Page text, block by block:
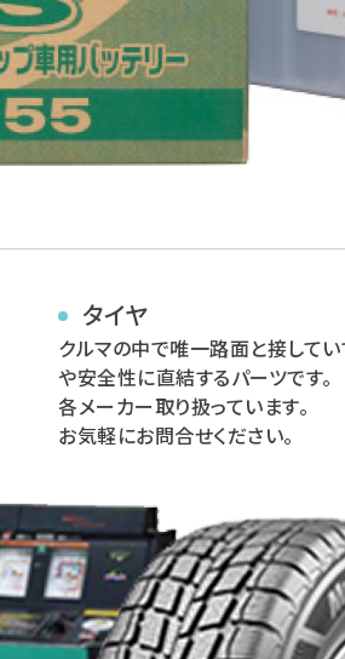
タイヤ
クルマの中で唯一路面と接してい
や安全性に直結するパーツです。
各メーカー取り扱っています。
お気軽にお問合せください。